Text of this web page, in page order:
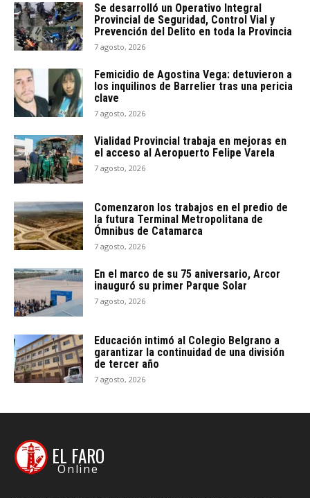
Se desarrolló un Operativo Integral
Provincial de Seguridad, Control Vial y
Prevención del Delito en toda la Provincia
7 agosto, 2026
Femicidio de Agostina Vega: detuvieron a
los inquilinos de Barrelier tras una pericia
clave
7 agosto, 2026
Vialidad Provincial trabaja en mejoras en
el acceso al Aeropuerto Felipe Varela
7 agosto, 2026
Comenzaron los trabajos en el predio de
la futura Terminal Metropolitana de
Ómnibus de Catamarca
7 agosto, 2026
En el marco de su 75 aniversario, Arcor
inauguró su primer Parque Solar
7 agosto, 2026
Educación intimó al Colegio Belgrano a
garantizar la continuidad de una división
de tercer año
7 agosto, 2026
EL FARO
Online